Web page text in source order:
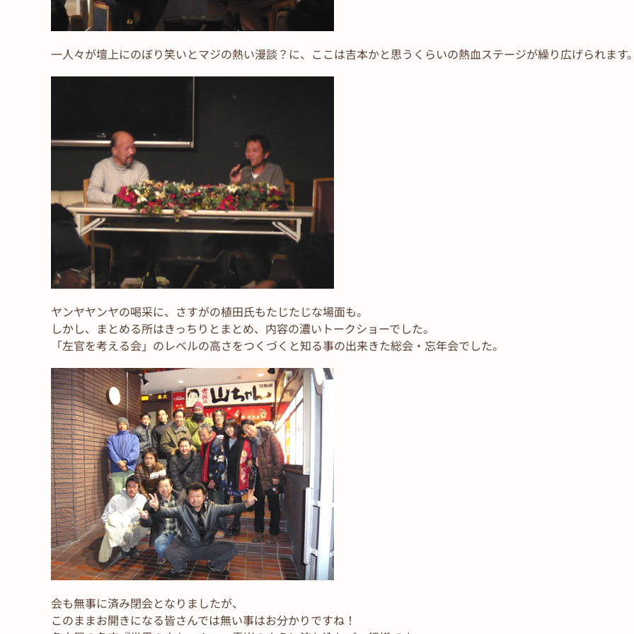
一人々が壇上にのぼり笑いとマジの熱い漫談？に、ここは吉本かと思うくらいの熱血ステージが繰り広げられます
ヤンヤヤンヤの喝采に、さすがの植田氏もたじたじな場面も。
しかし、まとめる所はきっちりとまとめ、内容の濃いトークショーでした。
「左官を考える会」のレベルの高さをつくづくと知る事の出来きた総会・忘年会でした。
会も無事に済み閉会となりましたが、
このままお開きになる皆さんでは無い事はお分かりですね！